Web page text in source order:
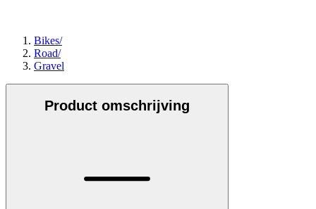
Bikes/
Road/
Gravel
Product omschrijving